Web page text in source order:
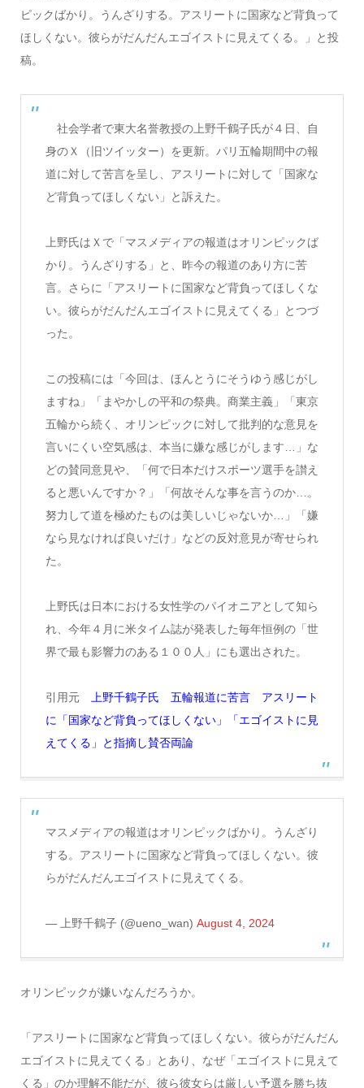
ピックばかり。うんざりする。アスリートに国家など背負って
ほしくない。彼らがだんだんエゴイストに見えてくる。」と投
稿。
社会学者で東大名誉教授の上野千鶴子氏が４日、自
身のＸ（旧ツイッター）を更新。パリ五輪期間中の報
道に対して苦言を呈し、アスリートに対して「国家な
ど背負ってほしくない」と訴えた。
上野氏はＸで「マスメディアの報道はオリンピックば
かり。うんざりする」と、昨今の報道のあり方に苦
言。さらに「アスリートに国家など背負ってほしくな
い。彼らがだんだんエゴイストに見えてくる」とつづ
った。
この投稿には「今回は、ほんとうにそうゆう感じがし
ますね」「まやかしの平和の祭典。商業主義」「東京
五輪から続く、オリンピックに対して批判的な意見を
言いにくい空気感は、本当に嫌な感じがします…」な
どの賛同意見や、「何で日本だけスポーツ選手を讃え
ると悪いんですか？」「何故そんな事を言うのか…。
努力して道を極めたものは美しいじゃないか…」「嫌
なら見なければ良いだけ」などの反対意見が寄せられ
た。
上野氏は日本における女性学のパイオニアとして知ら
れ、今年４月に米タイム誌が発表した毎年恒例の「世
界で最も影響力のある１００人」にも選出された。
引用元 上野千鶴子氏 五輪報道に苦言 アスリート
に「国家など背負ってほしくない」「エゴイストに見
えてくる」と指摘し賛否両論
マスメディアの報道はオリンピックばかり。うんざり
する。アスリートに国家など背負ってほしくない。彼
らがだんだんエゴイストに見えてくる。
— 上野千鶴子 (@ueno_wan) August 4, 2024
オリンピックが嫌いなんだろうか。
「アスリートに国家など背負ってほしくない。彼らがだんだん
エゴイストに見えてくる」とあり、なぜ「エゴイストに見えて
くる」のか理解不能だが、彼ら彼女らは厳しい予選を勝ち抜